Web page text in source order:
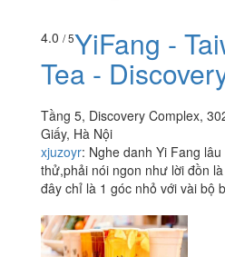
4.0 / 5YiFang -
Tea -
Tầng 5, Discovery Complex,
Giấy, Hà Nội
xjuzoyr: Nghe danh Yi Fang
thử,phải nói ngon như lời đồn
đây chỉ là 1 góc nhỏ với vài bộ